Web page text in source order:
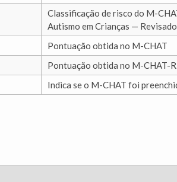
Classificação de risco do M-
Autismo em Crianças —
Pontuação obtida no M-CHAT
Pontuação obtida no M-CHAT-
Indica se o M-CHAT foi